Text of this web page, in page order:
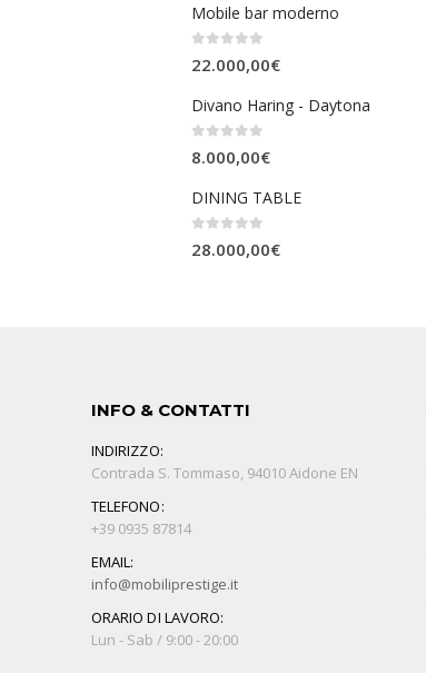
Mobile bar moderno
22.000,00€
Divano Haring - Daytona
8.000,00€
DINING TABLE
28.000,00€
INFO & CONTATTI
INDIRIZZO:
Contrada S. Tommaso, 94010 Aidone EN
TELEFONO:
+39 0935 87814
EMAIL:
info@mobiliprestige.it
ORARIO DI LAVORO:
Lun - Sab / 9:00 - 20:00